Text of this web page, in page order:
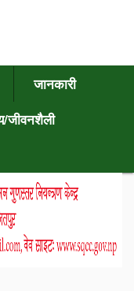
जानकारी
जीवनशैली